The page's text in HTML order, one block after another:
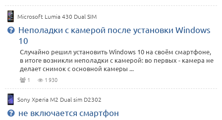
Microsoft Lumia 430 Dual SIM
Неполадки с камерой после установки Windows
10
Случайно решил установить Windows 10 на своём смартфоне,
в итоге возникли неполадки с камерой: во первых - камера не
делает снимок с основной камеры ...
1 1 930
Sony Xperia M2 Dual sim D2302
не включается смартфон